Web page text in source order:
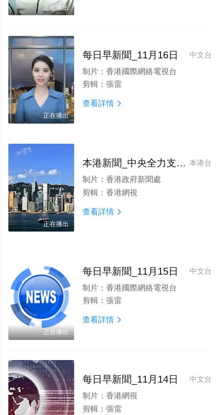
正在播出
正在播出
中文台
每日早新聞_11月16日
制片： 香港國際網絡電視台
剪輯： 張雷
查看詳情 
正在播出
本港台
本港新聞_中央全力支持特區政府醫療政策
制片： 香港政府新聞處
剪輯： 香港網視
查看詳情 
正在播出
中文台
每日早新聞_11月15日
制片： 香港國際網絡電視台
剪輯： 張雷
查看詳情 
中文台
每日早新聞_11月14日
制片： 香港網視
剪輯： 張雷